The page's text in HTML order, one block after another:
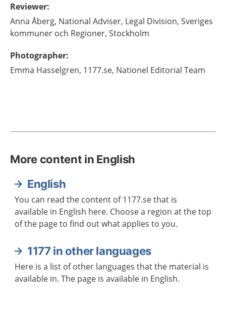
Reviewer:
Anna Åberg, National Adviser, Legal Division, Sveriges
kommuner och Regioner, Stockholm
Photographer:
Emma Hasselgren, 1177.se, Nationel Editorial Team
More content in English
English
You can read the content of 1177.se that is
available in English here. Choose a region at the top
of the page to find out what applies to you.
1177 in other languages
Here is a list of other languages that the material is
available in. The page is available in English.